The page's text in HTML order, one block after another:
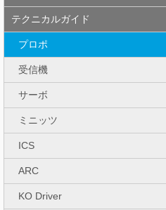
テクニカルガイド
プロポ
受信機
サーボ
ミニッツ
ICS
ARC
KO Driver